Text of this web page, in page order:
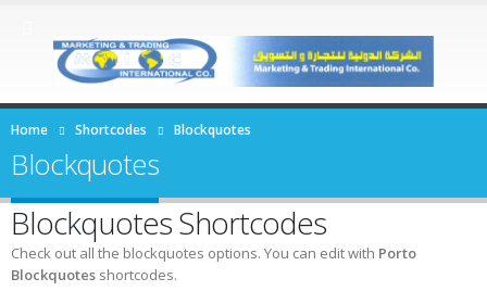
Home Shortcodes Blockquotes
Blockquotes
Blockquotes Shortcodes
Check out all the blockquotes options. You can edit with Porto
Blockquotes shortcodes.